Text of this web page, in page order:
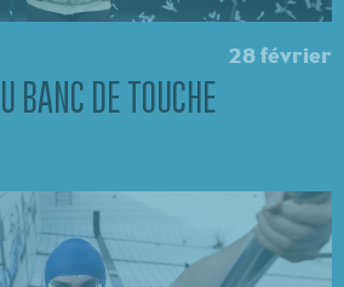
28 février
BANC DE TOUCHE